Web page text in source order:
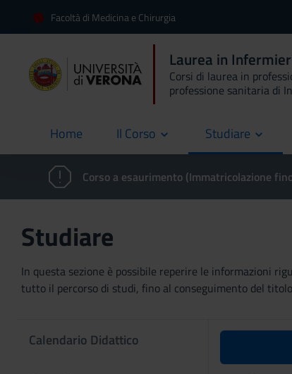
Facoltà di Medicina e Chirurgia
Laurea in
Corsi di laurea in
professione sanitaria di
Home
current Il Corso Studiare
Corso a esaurimento (Immatricolazione
Studiare
In questa sezione è possibile reperire le informazioni
tutto il percorso di studi, fino al conseguimento del
Calendario Didattico